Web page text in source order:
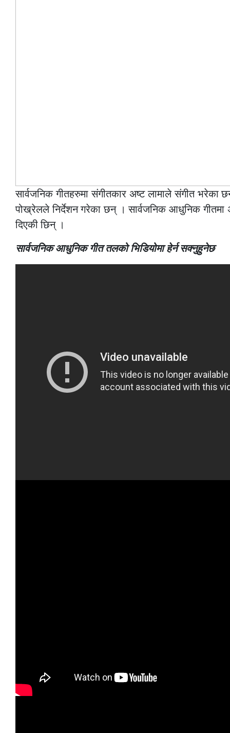
सार्वजनिक गीतहरुमा संगीतकार अष्ट लामाले संगीत
पोख्रेलले निर्देशन गरेका छन् । सार्वजनिक आधुनिक गीतमा
दिएकी छिन् ।
सार्वजनिक आधुनिक गीत तलको भिडियोमा हेर्न सक्नुहुनेछ